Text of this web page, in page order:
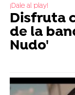
¡Dale al play!
Disfruta
de la
Nudo'